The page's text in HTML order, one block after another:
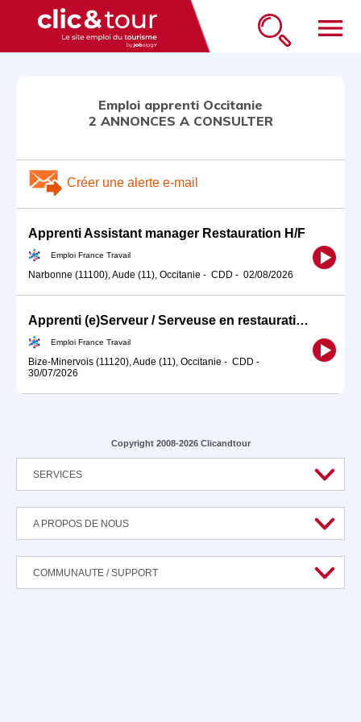
menu
Emploi apprenti Occitanie
2 ANNONCES A CONSULTER
Créer une alerte e-mail
Apprenti Assistant manager Restauration H/F
Emploi France Travail
Narbonne (11100), Aude (11), Occitanie - CDD - 02/08/2026
Apprenti (e)Serveur / Serveuse en restauration (H/F)
Emploi France Travail
Bize-Minervois (11120), Aude (11), Occitanie - CDD -
30/07/2026
Copyright 2008-2026 Clicandtour
SERVICES
A PROPOS DE NOUS
COMMUNAUTE / SUPPORT